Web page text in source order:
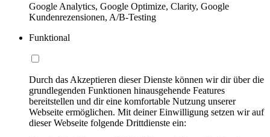
Google Analytics, Google Optimize, Clarity, Google
Kundenrezensionen, A/B-Testing
Funktional
Durch das Akzeptieren dieser Dienste können wir dir über die
grundlegenden Funktionen hinausgehende Features
bereitstellen und dir eine komfortable Nutzung unserer
Webseite ermöglichen. Mit deiner Einwilligung setzen wir auf
dieser Webseite folgende Drittdienste ein: